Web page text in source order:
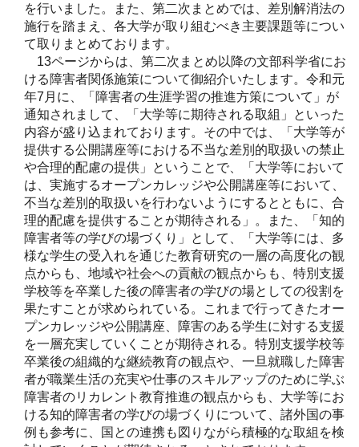
を行いました。また、第二次まとめでは、差別解消法の
施行を踏まえ、各大学が取り組むべき主要課題等につい
て取りまとめております。
13ページからは、第二次まとめ以降の文部科学省にお
ける障害者関係施策について御紹介いたします。令和元
年7月に、「障害者の生涯学習の推進方策について」が
通知されまして、「大学等に期待される取組」といった
内容が盛り込まれております。その中では、「大学等が
提供する公開講座等における不当な差別的取扱いの禁止
や合理的配慮の提供」ということで、「大学等において
は、実施するオープンカレッジや公開講座等において、
不当な差別的取扱いを行わないようにするとともに、合
理的配慮を提供することが期待される」。また、「知的
障害者等の学びの場づくり」として、「大学等には、多
様な学生の受入れを通じた教育研究の一層の高度化の観
点からも、地域や社会への貢献の観点からも、特別支援
学校等を卒業した後の障害者の学びの場としての役割を
果たすことが求められている。これまで行ってきたオー
プンカレッジや公開講座、障害のある学生に対する支援
を一層充実していくことが期待される。特別支援学校等
卒業後の組織的な継続教育の観点や、一旦就職した障害
者が職業生活の充実や仕事のスキルアップのために学ぶ
障害者のリカレント教育推進の観点からも、大学等にお
ける知的障害者の学びの場づくりについて、諸外国の事
例も参考に、国との連携も図りながら積極的な取組を検